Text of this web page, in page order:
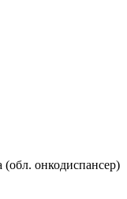
онкодиспансер)